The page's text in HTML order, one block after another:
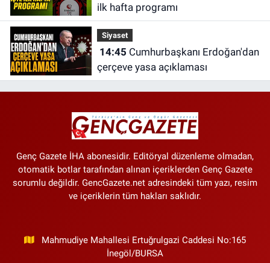
ilk hafta programı
Siyaset
14:45
çerçeve yasa açıklaması
Genç Gazete İHA abonesidir. Editöryal düzenleme olmadan,
otomatik botlar tarafından alınan içeriklerden Genç Gazete
sorumlu değildir. GencGazete.net adresindeki tüm yazı, resim
ve içeriklerin tüm hakları saklıdır.
Mahmudiye Mahallesi Ertuğrulgazi Caddesi No:165
İnegöl/BURSA